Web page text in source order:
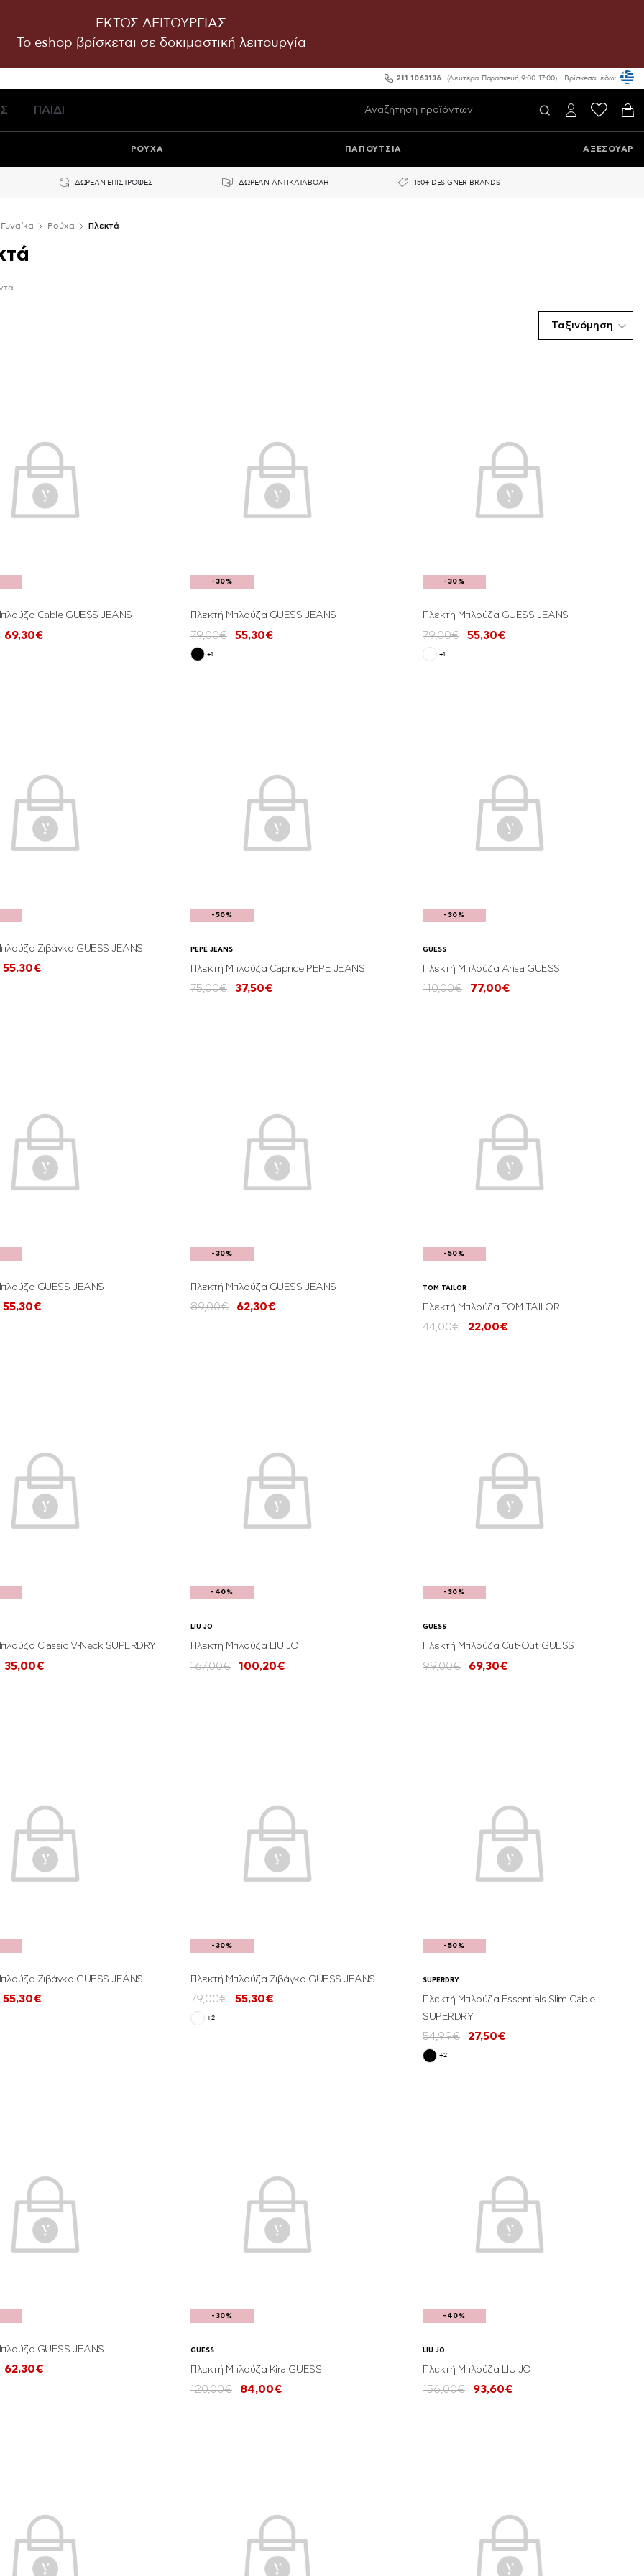
ΕΚΤΟΣ ΛΕΙΤΟΥΡΓΙΑΣ
To eshop βρίσκεται σε δοκιμαστική λειτουργία
211 1063136 (Δευτέρα-Παρασκευή 9:00-17:00) Βρίσκεσαι εδώ:
ΠΑΙΔΙ
ΡΟΥΧΑ ΠΑΠΟΥΤΣΙΑ ΑΞΕΣΟΥΑΡ
ΔΩΡΕΑΝ ΕΠΙΣΤΡΟΦΕΣ ΔΩΡΕΑΝ ΑΝΤΙΚΑΤΑΒΟΛΗ 150+ DESIGNER BRANDS
Γυναίκα Ρούχα Πλεκτά
Ταξινόμηση
Cable GUESS JEANS
69,30€
-30%
Πλεκτή Μπλούζα GUESS JEANS
79,00€ 55,30€
+1
-30%
Πλεκτή Μπλούζα GUESS JEANS
79,00€ 55,30€
+1
Ζιβάγκο GUESS JEANS
55,30€
-50%
PEPE JEANS
Πλεκτή Μπλούζα Caprice PEPE JEANS
75,00€ 37,50€
-30%
GUESS
Πλεκτή Μπλούζα Arisa GUESS
110,00€ 77,00€
GUESS JEANS
55,30€
-30%
Πλεκτή Μπλούζα GUESS JEANS
89,00€ 62,30€
-50%
TOM TAILOR
Πλεκτή Μπλούζα TOM TAILOR
44,00€ 22,00€
Classic V-Neck SUPERDRY
35,00€
-40%
LIU JO
Πλεκτή Μπλούζα LIU JO
167,00€ 100,20€
-30%
GUESS
Πλεκτή Μπλούζα Cut-Out GUESS
99,00€ 69,30€
Ζιβάγκο GUESS JEANS
55,30€
-30%
Πλεκτή Μπλούζα Ζιβάγκο GUESS JEANS
79,00€ 55,30€
+2
-50%
SUPERDRY
Πλεκτή Μπλούζα Essentials Slim Cable
SUPERDRY
54,99€ 27,50€
+2
GUESS JEANS
62,30€
-30%
GUESS
Πλεκτή Μπλούζα Kira GUESS
120,00€ 84,00€
-40%
LIU JO
Πλεκτή Μπλούζα LIU JO
156,00€ 93,60€